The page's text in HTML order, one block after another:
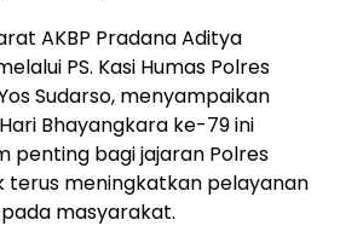
AKBP Pradana Aditya
PS. Kasi Humas Polres
Sudarso, menyampaikan
Bhayangkara ke-79 ini
penting bagi jajaran Polres
terus meningkatkan pelayanan
masyarakat.